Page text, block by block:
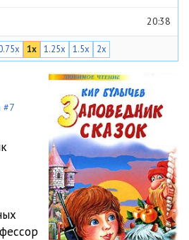
20:38
13:22
21:35
21:14
14:07
1x 1.25x 1.5x 2x
#7